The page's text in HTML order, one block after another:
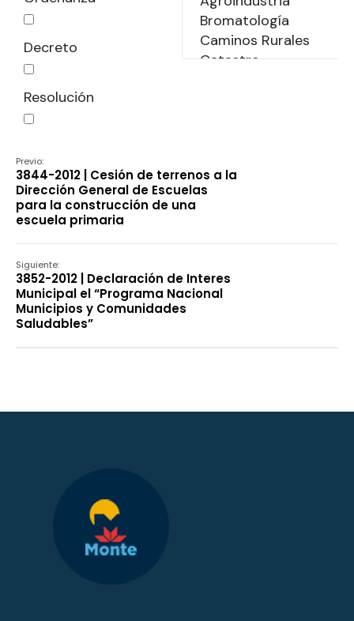
Decreto
Resolución
Previo:
3844-2012 | Cesión de terrenos a la
Dirección General de Escuelas
para la construcción de una
escuela primaria
Siguiente:
3852-2012 | Declaración de Interes
Municipal el “Programa Nacional
Municipios y Comunidades
Saludables”